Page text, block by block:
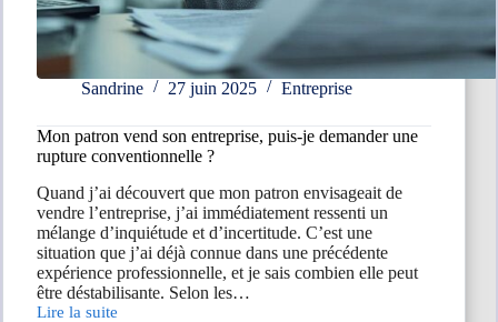
Sandrine 27 juin 2025 Entreprise
Mon patron vend son entreprise, puis-je demander une
rupture conventionnelle ?
Quand j’ai découvert que mon patron envisageait de
vendre l’entreprise, j’ai immédiatement ressenti un
mélange d’inquiétude et d’incertitude. C’est une
situation que j’ai déjà connue dans une précédente
expérience professionnelle, et je sais combien elle peut
être déstabilisante. Selon les…
Lire la suite